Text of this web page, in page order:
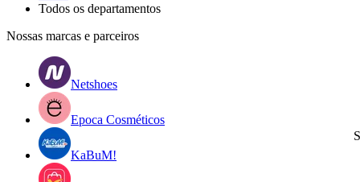
Todos os departamentos
Nossas marcas e parceiros
Netshoes
Epoca Cosméticos
KaBuM!